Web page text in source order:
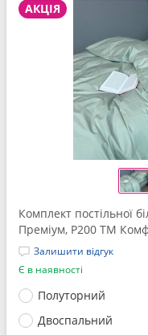
АКЦІЯ
Комплект постільної
Преміум, P200 ТМ
Залишити відгук
Є в наявності
Полуторний
Двоспальний